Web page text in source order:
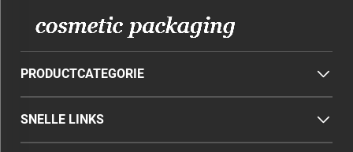
PRODUCTCATEGORIE
SNELLE LINKS